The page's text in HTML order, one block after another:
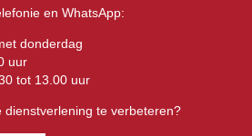
en WhatsApp:
donderdag
uur
tot 13.00 uur
dienstverlening te verbeteren?